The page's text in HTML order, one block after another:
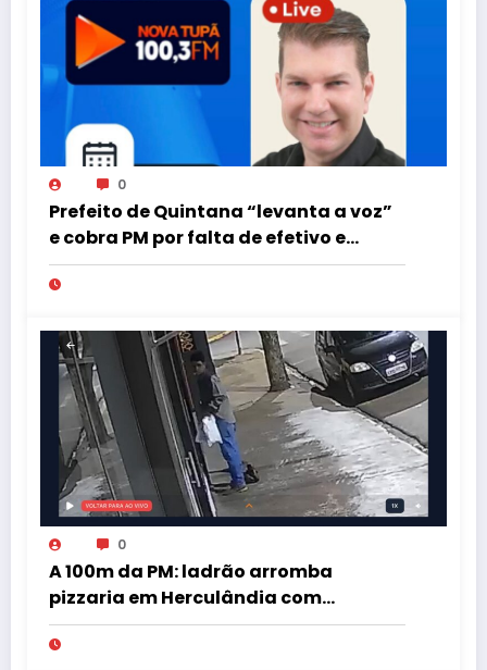
0
Prefeito de Quintana “levanta a voz”
e cobra PM por falta de efetivo e
viaturas na região
0
A 100m da PM: ladrão arromba
pizzaria em Herculândia com
patinete furtado